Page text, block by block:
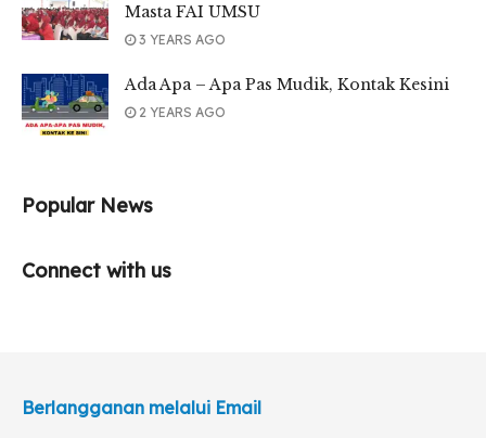
Masta FAI UMSU
3 YEARS AGO
Ada Apa – Apa Pas Mudik, Kontak Kesini
2 YEARS AGO
Popular News
Connect with us
Berlangganan melalui Email